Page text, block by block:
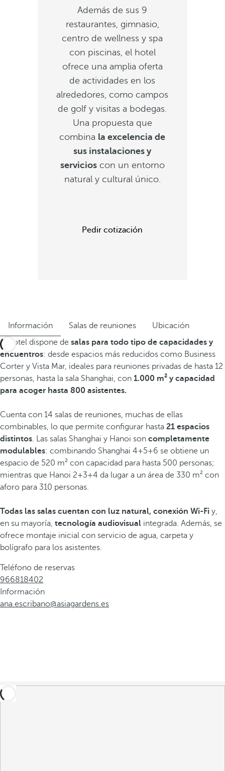
Además de sus 9
restaurantes, gimnasio,
centro de wellness y spa
con piscinas, el hotel
ofrece una amplia oferta
de actividades en los
alrededores, como campos
de golf y visitas a bodegas.
Una propuesta que
combina la excelencia de
sus instalaciones y
servicioscon un entorno
natural y cultural único.
Pedir cotización
Información Salas de reuniones
Ubicación
El hotel dispone de salas para todo tipo de capacidades y
encuentros: desde espacios más reducidos como Business
Corter y Vista Mar, ideales para reuniones privadas de hasta 12
personas, hasta la sala Shanghai, con 1.000 m² y capacidad
para acoger hasta 800 asistentes.
Cuenta con 14 salas de reuniones, muchas de ellas
combinables, lo que permite configurar hasta 21 espacios
distintos. Las salas Shanghai y Hanoi son completamente
modulables: combinando Shanghai 4+5+6 se obtiene un
espacio de 520 m² con capacidad para hasta 500 personas;
mientras que Hanoi 2+3+4 da lugar a un área de 330 m² con
aforo para 310 personas.
Todas las salas cuentan con luz natural, conexión Wi-Fi y,
en su mayoría, tecnología audiovisual integrada. Además, se
ofrece montaje inicial con servicio de agua, carpeta y
bolígrafo para los asistentes.
Teléfono de reservas
966818402
Información
ana.escribano@asiagardens.es